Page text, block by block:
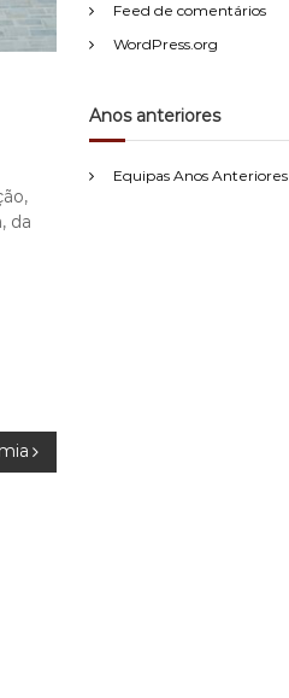
da
Feed de comentários
WordPress.org
Anos anteriores
Equipas Anos Anteriores